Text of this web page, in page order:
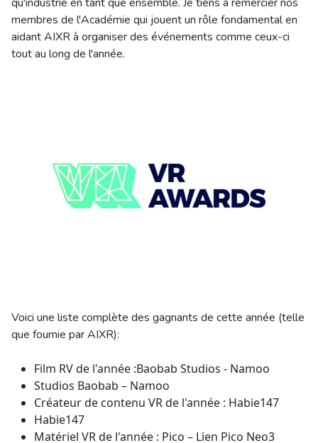
membres de l'Académie qui jouent un rôle fondamental en
aidant AIXR à organiser des événements comme ceux-ci
tout au long de l'année.
Voici une liste complète des gagnants de cette année (telle
que fournie par AIXR):
Film RV de l'année :Baobab Studios - Namoo
Studios Baobab – Namoo
Créateur de contenu VR de l'année : Habie147
Habie147
Matériel VR de l'année : Pico – Lien Pico Neo3